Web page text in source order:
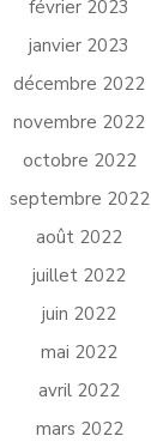
février 2023
janvier 2023
décembre 2022
novembre 2022
octobre 2022
septembre 2022
août 2022
juillet 2022
juin 2022
mai 2022
avril 2022
mars 2022